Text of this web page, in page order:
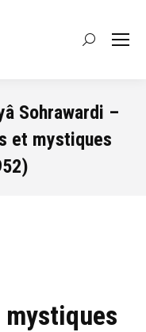
Recherche
Sohrawardi –
et mystiques